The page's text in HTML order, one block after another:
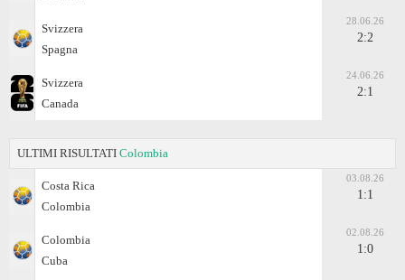
Svizzera
Spagna
28.06.26
2:2
Svizzera
Canada
24.06.26
2:1
ULTIMI RISULTATI Colombia
Costa Rica
Colombia
03.08.26
1:1
Colombia
Cuba
02.08.26
1:0